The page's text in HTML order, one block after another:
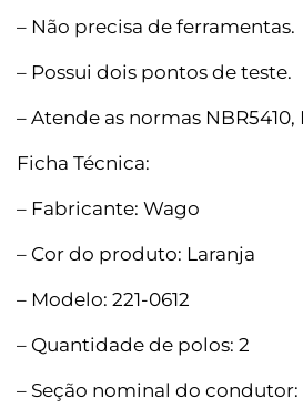
– Não precisa de ferramentas.
– Possui dois pontos de teste.
– Atende as normas NBR5410,
Ficha Técnica:
– Fabricante: Wago
– Cor do produto: Laranja
– Modelo: 221-0612
– Quantidade de polos: 2
– Seção nominal do condutor: